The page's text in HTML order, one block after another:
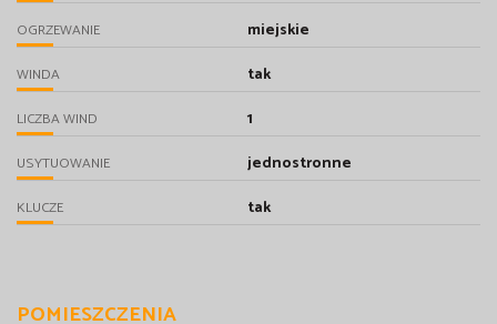
OGRZEWANIE miejskie
WINDA tak
LICZBA WIND 1
USYTUOWANIE jednostronne
KLUCZE tak
POMIESZCZENIA